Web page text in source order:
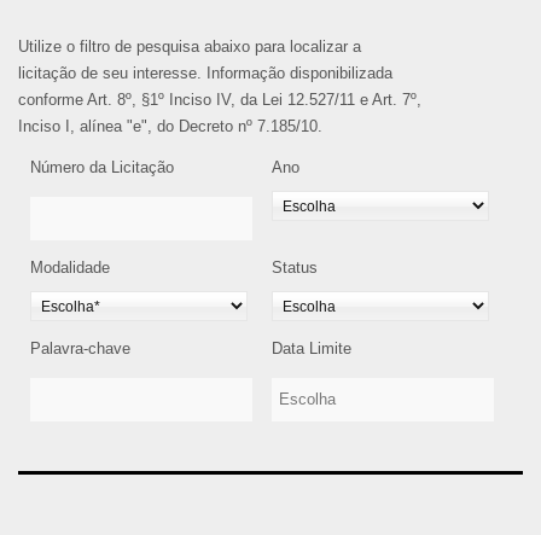
Utilize o filtro de pesquisa abaixo para localizar a
licitação de seu interesse. Informação disponibilizada
conforme Art. 8º, §1º Inciso IV, da Lei 12.527/11 e Art. 7º,
Inciso I, alínea "e", do Decreto nº 7.185/10.
Número da Licitação Ano
Modalidade Status
Palavra-chave Data Limite